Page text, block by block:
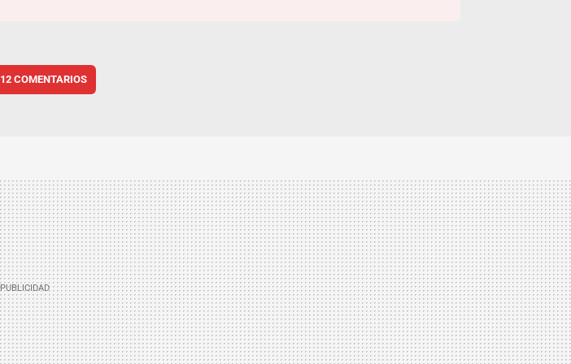
12 COMENTARIOS